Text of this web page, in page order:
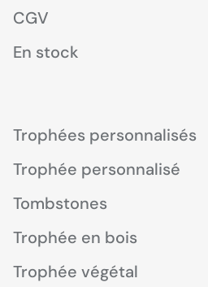
CGV
En stock
Trophées personnalisés
Trophée personnalisé
Tombstones
Trophée en bois
Trophée végétal